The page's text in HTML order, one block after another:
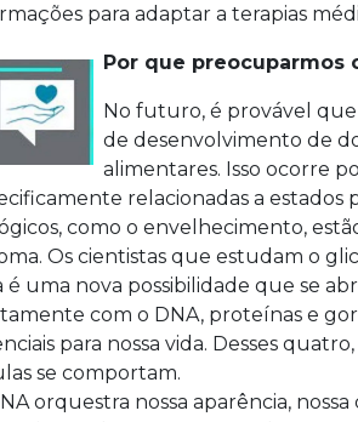
para adaptar a terapias
Por que preocuparmos
No futuro, é provável que
de desenvolvimento de
alimentares. Isso ocorre
relacionadas a estados
como o envelhecimento,
Os cientistas que estudam o
é uma nova possibilidade que se
com o DNA, proteínas e
para nossa vida. Desses
se comportam.
orquestra nossa aparência,